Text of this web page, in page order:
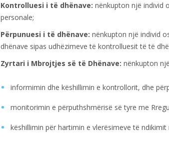
Kontrolluesi i të dhënave: nënkupton një individ
personale;
Përpunuesi i të dhënave: nënkupton një individ
dhënave sipas udhëzimeve të kontrolluesit të të
Zyrtari i Mbrojtjes së të Dhënave: nënkupton
informimin dhe këshillimin e kontrollorit, dhe
monitorimin e përputhshmërisë së tyre me
këshillimin për hartimin e vlerësimeve të